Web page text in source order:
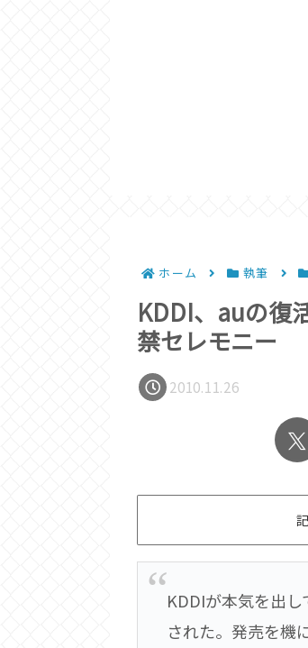
ホーム 執筆
KDDI、auの復
禁セレモニー
2010.11.26
KDDIが本気を出
された。発売を機